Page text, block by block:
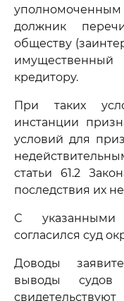
должник
обществу
кредитору.
При таких
инстанции
условий для
статьи 61.2
последствия их
С указанными
согласился суд
Доводы
выводы